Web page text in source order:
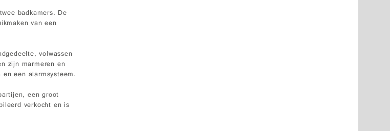
badkamers. De
van een
volwassen
zijn marmeren en
een alarmsysteem.
een groot
verkocht en is